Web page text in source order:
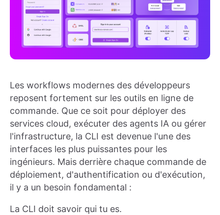
Les workflows modernes des développeurs
reposent fortement sur les outils en ligne de
commande. Que ce soit pour déployer des
services cloud, exécuter des agents IA ou gérer
l'infrastructure, la CLI est devenue l'une des
interfaces les plus puissantes pour les
ingénieurs. Mais derrière chaque commande de
déploiement, d'authentification ou d'exécution,
il y a un besoin fondamental :
La CLI doit savoir qui tu es.